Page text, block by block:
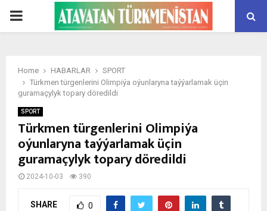
PRIMARY
Home HABARLAR
SPORT
Türkmen türgenlerini Olimpiýa oýunlaryna taýýarlamak üçin
guramaçylyk topary döredildi
SPORT
Türkmen türgenlerini Olimpiýa
oýunlaryna taýýarlamak üçin
guramaçylyk topary döredildi
2024-10-03 390
SHARE 0